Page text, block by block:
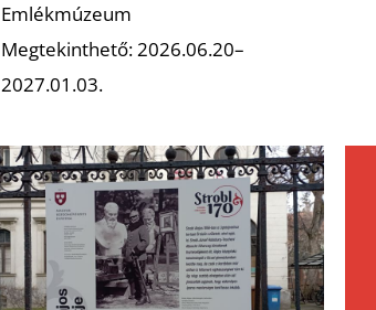
Emlékmúzeum
Megtekinthető: 2026.06.20–
2027.01.03.